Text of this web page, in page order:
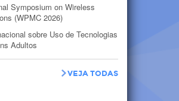
Symposium on Wireless
(WPMC 2026)
sobre Uso de Tecnologias
Adultos
VEJA TODAS